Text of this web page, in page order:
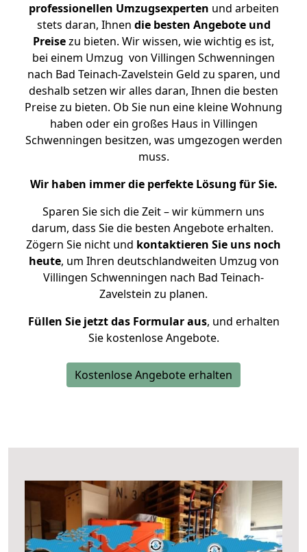
professionellen Umzugsexperten und arbeiten
stets daran, Ihnen die besten Angebote und
Preisezu bieten. Wir wissen, wie wichtig es ist,
bei einem Umzug von Villingen Schwenningen
nach Bad Teinach-Zavelstein Geld zu sparen, und
deshalb setzen wir alles daran, Ihnen die besten
Preise zu bieten. Ob Sie nun eine kleine Wohnung
haben oder ein großes Haus in Villingen
Schwenningen besitzen, was umgezogen werden
muss.
Wir haben immer die perfekte Lösung für Sie.
Sparen Sie sich die Zeit – wir kümmern uns
darum, dass Sie die besten Angebote erhalten.
Zögern Sie nicht und kontaktieren Sie uns noch
heute, um Ihren deutschlandweiten Umzug von
Villingen Schwenningen nach Bad Teinach-
Zavelstein zu planen.
Füllen Sie jetzt das Formular aus, und erhalten
Sie kostenlose Angebote.
Kostenlose Angebote erhalten